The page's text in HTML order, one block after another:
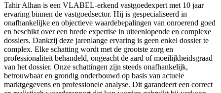
Tahir Alhan is een VLABEL-erkend vastgoedexpert met 10 jaar
ervaring binnen de vastgoedsector. Hij is gespecialiseerd in
onafhankelijke en objectieve waardebepalingen van onroerend goed
en beschikt over een brede expertise in uiteenlopende en complexe
dossiers. Dankzij deze jarenlange ervaring is geen enkel dossier te
complex. Elke schatting wordt met de grootste zorg en
professionaliteit behandeld, ongeacht de aard of moeilijkheidsgraad
van het dossier. Onze schattingen zijn steeds onafhankelijk,
betrouwbaar en grondig onderbouwd op basis van actuele
marktgegevens en professionele analyse. Dit garandeert een correct